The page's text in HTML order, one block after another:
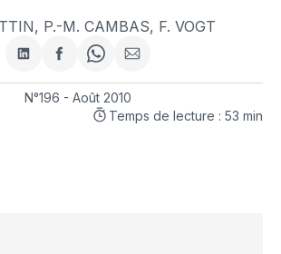
, P.-M. CAMBAS, F. VOGT
Partager
sur
LinkedIn
Partager
sur
Facebook
Share
on
WhatsApp
Partager
par
N°196 - Août 2010
Temps de lecture : 53 min